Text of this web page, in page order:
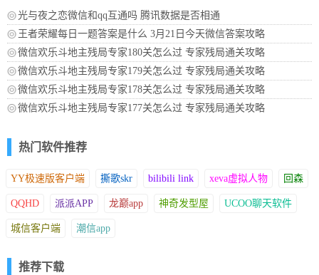
光与夜之恋微信和qq互通吗 腾讯数据是否相通
王者荣耀每日一题答案是什么 3月21日今天微信答案攻略
微信欢乐斗地主残局专家180关怎么过 专家残局通关攻略
微信欢乐斗地主残局专家179关怎么过 专家残局通关攻略
微信欢乐斗地主残局专家178关怎么过 专家残局通关攻略
微信欢乐斗地主残局专家177关怎么过 专家残局通关攻略
热门软件推荐
YY极速版客户端 撕歌skr bilibili link xeva虚拟人物 回森
QQHD 派派APP 龙巅app 神奇发型屋 UCOO聊天软件
城信客户端 潮信app
推荐下载